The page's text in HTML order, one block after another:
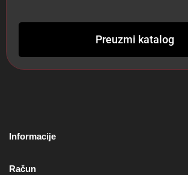
Preuzmi katalog
Informacije
Račun